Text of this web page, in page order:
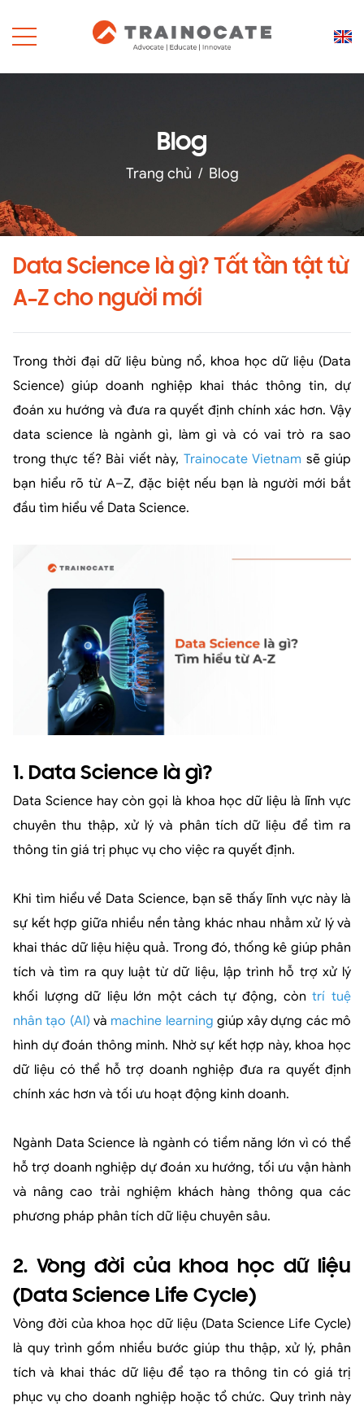
Blog
Trang chủ / Blog
Data Science là gì? Tất tần tật từ
A–Z cho người mới
Trong thời đại dữ liệu bùng nổ, khoa học dữ liệu (Data
Science) giúp doanh nghiệp khai thác thông tin, dự
đoán xu hướng và đưa ra quyết định chính xác hơn. Vậy
data science là ngành gì, làm gì và có vai trò ra sao
trong thực tế? Bài viết này, Trainocate Vietnam sẽ giúp
bạn hiểu rõ từ A–Z, đặc biệt nếu bạn là người mới bắt
đầu tìm hiểu về Data Science.
1. Data Science là gì?
Data Science hay còn gọi là khoa học dữ liệu là lĩnh vực
chuyên thu thập, xử lý và phân tích dữ liệu để tìm ra
thông tin giá trị phục vụ cho việc ra quyết định.
Khi tìm hiểu về Data Science, bạn sẽ thấy lĩnh vực này là
sự kết hợp giữa nhiều nền tảng khác nhau nhằm xử lý và
khai thác dữ liệu hiệu quả. Trong đó, thống kê giúp phân
tích và tìm ra quy luật từ dữ liệu, lập trình hỗ trợ xử lý
khối lượng dữ liệu lớn một cách tự động, còntrí tuệ
nhân tạo (AI) và machine learning giúp xây dựng các mô
hình dự đoán thông minh. Nhờ sự kết hợp này, khoa học
dữ liệu có thể hỗ trợ doanh nghiệp đưa ra quyết định
chính xác hơn và tối ưu hoạt động kinh doanh.
Ngành Data Science là ngành có tiềm năng lớn vì có thể
hỗ trợ doanh nghiệp dự đoán xu hướng, tối ưu vận hành
và nâng cao trải nghiệm khách hàng thông qua các
phương pháp phân tích dữ liệu chuyên sâu.
2. Vòng đời của khoa học dữ liệu
(Data Science Life Cycle)
Vòng đời của khoa học dữ liệu (Data Science Life Cycle)
là quy trình gồm nhiều bước giúp thu thập, xử lý, phân
tích và khai thác dữ liệu để tạo ra thông tin có giá trị
phục vụ cho doanh nghiệp hoặc tổ chức. Quy trình này